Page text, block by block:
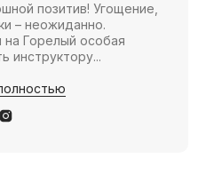
позитив! Угощение,
– неожиданно.
Горелый особая
инструктору...